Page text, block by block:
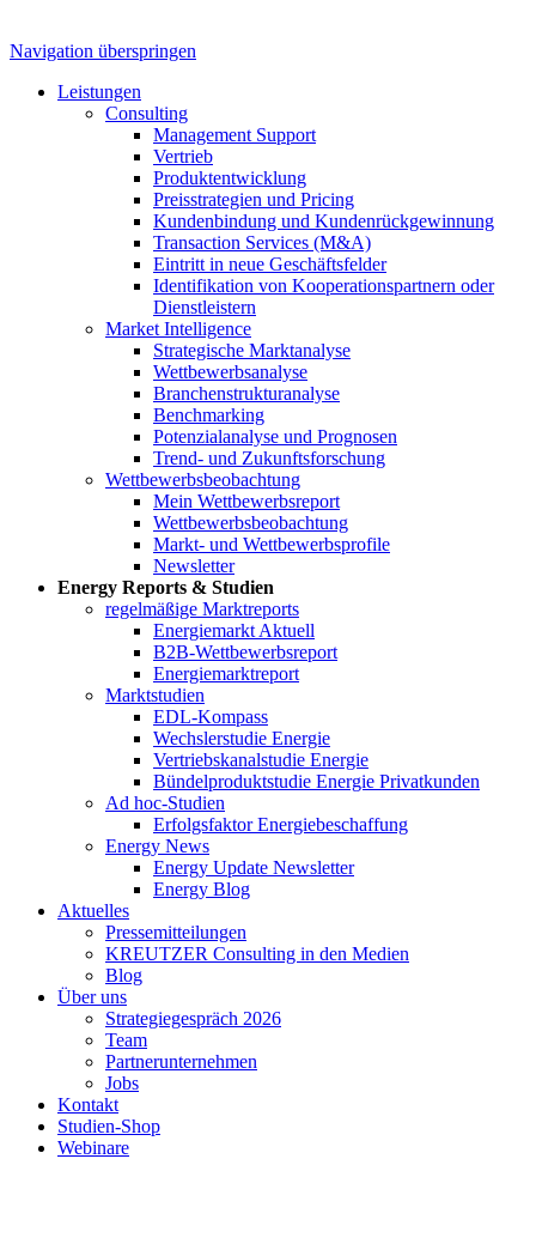
Navigation überspringen
Leistungen
Consulting
Management Support
Vertrieb
Produktentwicklung
Preisstrategien und Pricing
Kundenbindung und Kundenrückgewinnung
Transaction Services (M&A)
Eintritt in neue Geschäftsfelder
Identifikation von Kooperationspartnern oder
Dienstleistern
Market Intelligence
Strategische Marktanalyse
Wettbewerbsanalyse
Branchenstrukturanalyse
Benchmarking
Potenzialanalyse und Prognosen
Trend- und Zukunftsforschung
Wettbewerbs­beobachtung
Mein Wettbewerbsreport
Wettbewerbsbeobachtung
Markt- und Wettbewerbsprofile
Newsletter
Energy Reports & Studien
regelmäßige Marktreports
Energiemarkt Aktuell
B2B-Wettbewerbsreport
Energiemarktreport
Marktstudien
EDL-Kompass
Wechslerstudie Energie
Vertriebskanalstudie Energie
Bündelproduktstudie Energie Privatkunden
Ad hoc-Studien
Erfolgsfaktor Energiebeschaffung
Energy News
Energy Update Newsletter
Energy Blog
Aktuelles
Pressemitteilungen
KREUTZER Consulting in den Medien
Blog
Über uns
Strategiegespräch 2026
Team
Partnerunternehmen
Jobs
Kontakt
Studien-Shop
Webinare